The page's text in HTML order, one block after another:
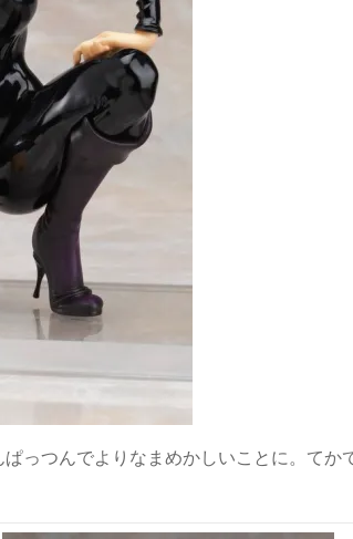
っつんでよりなまめかしいことに。てか